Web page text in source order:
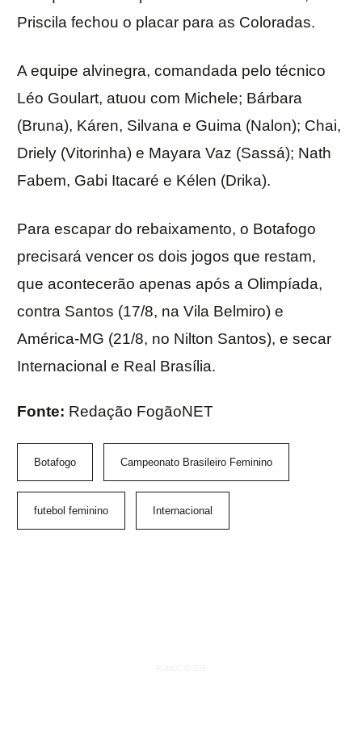
Priscila fechou o placar para as Coloradas.
A equipe alvinegra, comandada pelo técnico
Léo Goulart, atuou com Michele; Bárbara
(Bruna), Káren, Silvana e Guima (Nalon); Chai,
Driely (Vitorinha) e Mayara Vaz (Sassá); Nath
Fabem, Gabi Itacaré e Kélen (Drika).
Para escapar do rebaixamento, o Botafogo
precisará vencer os dois jogos que restam,
que acontecerão apenas após a Olimpíada,
contra Santos (17/8, na Vila Belmiro) e
América-MG (21/8, no Nilton Santos), e secar
Internacional e Real Brasília.
Fonte: Redação FogãoNET
Botafogo Campeonato Brasileiro Feminino
futebol feminino Internacional